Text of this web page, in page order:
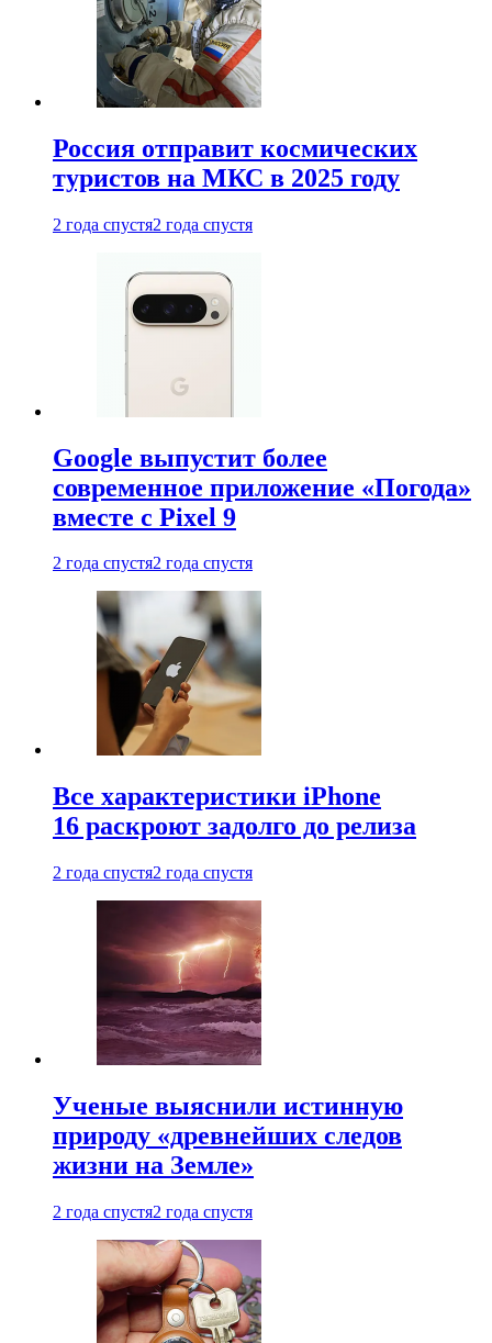
Россия отправит космических
туристов на МКС в 2025 году
2 года спустя2 года спустя
Google выпустит более
современное приложение «Погода»
вместе с Pixel 9
2 года спустя2 года спустя
Все характеристики iPhone
16 раскроют задолго до релиза
2 года спустя2 года спустя
Ученые выяснили истинную
природу «древнейших следов
жизни на Земле»
2 года спустя2 года спустя